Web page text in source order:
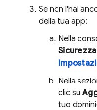
Se non l'hai
della tua app:
Nella
Sicurezza
Nella
clic su
tuo